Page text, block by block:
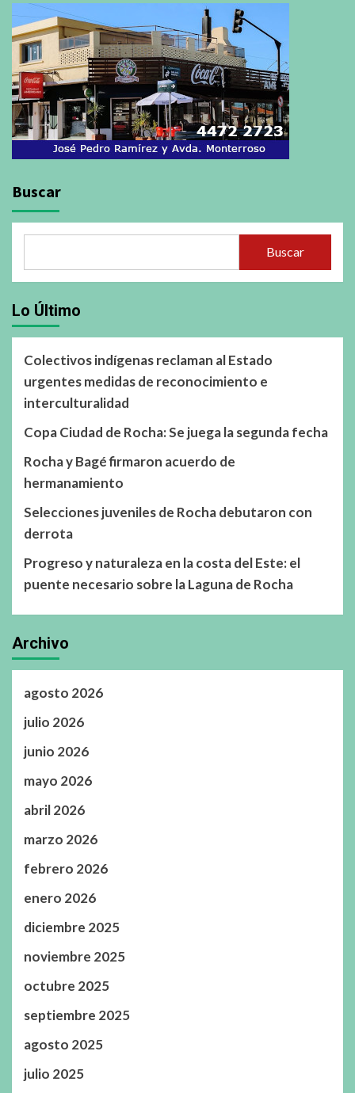
Buscar
Buscar
Lo Último
Colectivos indígenas reclaman al Estado
urgentes medidas de reconocimiento e
interculturalidad
Copa Ciudad de Rocha: Se juega la segunda fecha
Rocha y Bagé firmaron acuerdo de
hermanamiento
Selecciones juveniles de Rocha debutaron con
derrota
Progreso y naturaleza en la costa del Este: el
puente necesario sobre la Laguna de Rocha
Archivo
agosto 2026
julio 2026
junio 2026
mayo 2026
abril 2026
marzo 2026
febrero 2026
enero 2026
diciembre 2025
noviembre 2025
octubre 2025
septiembre 2025
agosto 2025
julio 2025